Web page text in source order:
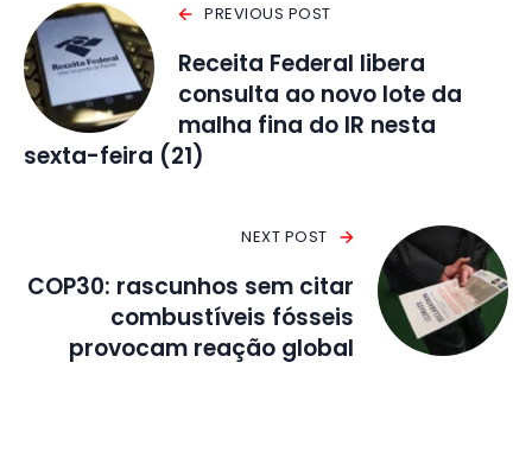
PREVIOUS POST
Receita Federal libera
consulta ao novo lote da
malha fina do IR nesta
sexta-feira (21)
NEXT POST
COP30: rascunhos sem citar
combustíveis fósseis
provocam reação global